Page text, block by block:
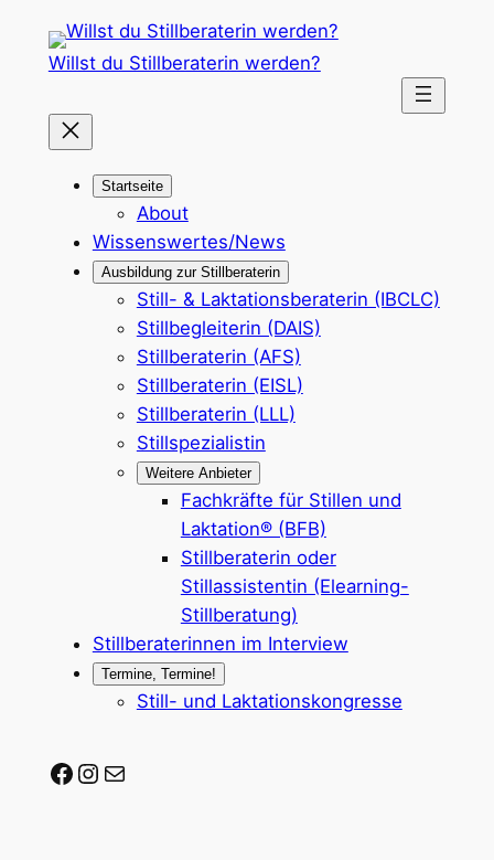
Inhalt
Willst du Stillberaterin werden?
Startseite
About
Wissenswertes/News
Ausbildung zur Stillberaterin
Still- & Laktationsberaterin (IBCLC)
Stillbegleiterin (DAIS)
Stillberaterin (AFS)
Stillberaterin (EISL)
Stillberaterin (LLL)
Stillspezialistin
Weitere Anbieter
Fachkräfte für Stillen und
Laktation® (BFB)
Stillberaterin oder
Stillassistentin (Elearning-
Stillberatung)
Stillberaterinnen im Interview
Termine, Termine!
Still- und Laktationskongresse
Stillberaterin-werden auf Facebook
Stillberaterin-werden auf Instagram
Mail-Adresse